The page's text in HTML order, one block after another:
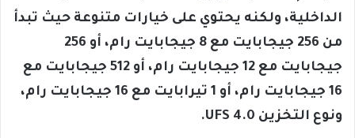
الداخلية، ولكنه يحتوي على خيارات متنوعة حيث تبدأ
من 256 جيجابايت مع 8 جيجابايت رام، أو 256
جيجابايت مع 12 جيجابايت رام، أو 512 جيجابايت مع
16 جيجابايت رام، أو 1 تيرابايت مع 16 جيجابايت رام،
ونوع التخزين UFS 4.0.